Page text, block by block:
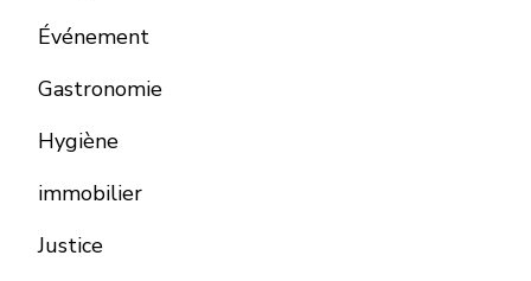
Événement
Gastronomie
Hygiène
immobilier
Justice